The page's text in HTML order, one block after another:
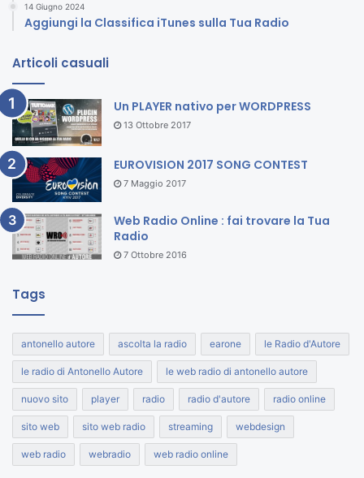
14 Giugno 2024
Aggiungi la Classifica iTunes sulla Tua Radio
Articoli casuali
Un PLAYER nativo per WORDPRESS
13 Ottobre 2017
EUROVISION 2017 SONG CONTEST
7 Maggio 2017
Web Radio Online : fai trovare la Tua
Radio
7 Ottobre 2016
Tags
antonello autore ascolta la radio earone le Radio d'Autore
le radio di Antonello Autore le web radio di antonello autore
nuovo sito player radio radio d'autore radio online
sito web sito web radio streaming webdesign
web radio webradio web radio online